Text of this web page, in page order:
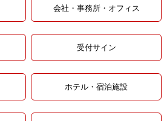
会社・事務所・オフィス
受付サイン
ホテル・宿泊施設